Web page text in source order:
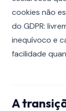
cookies não
do GDPR:
inequívoco e
facilidade
A